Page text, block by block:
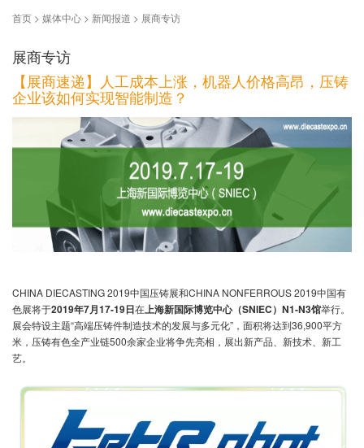
首页 > 媒体中心 > 新闻报道 > 展商专访
展商专访
【展商速递】人工成本上涨，机器人价格高昂，压铸
企业该如何实现智能制造？
CHINA DIECASTING 2019中国压铸展和CHINA NONFERROUS 2019中国有
色展将于2019年7月17-19日在 上海新国际博览中心（SNIEC） N1-N3馆举行。
展会特设主题“高端压铸件制造技术的发展与多元化”，面积将达到36,900平方
米，压铸有色全产业链500余家企业将争先亮相，展出新产品、新技术、新工
艺。